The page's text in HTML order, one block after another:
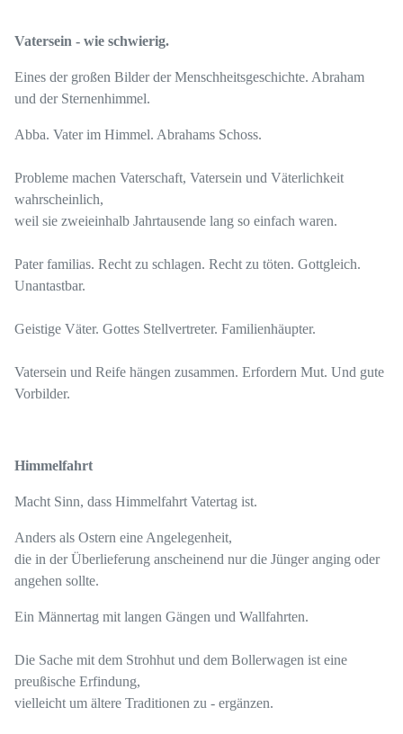
Vatersein - wie schwierig.
Eines der großen Bilder der Menschheitsgeschichte. Abraham
und der Sternenhimmel.
Abba. Vater im Himmel. Abrahams Schoss.
Probleme machen Vaterschaft, Vatersein und Väterlichkeit
wahrscheinlich,
weil sie zweieinhalb Jahrtausende lang so einfach waren.
Pater familias. Recht zu schlagen. Recht zu töten. Gottgleich.
Unantastbar.
Geistige Väter. Gottes Stellvertreter. Familienhäupter.
Vatersein und Reife hängen zusammen. Erfordern Mut. Und gute
Vorbilder.
Himmelfahrt
Macht Sinn, dass Himmelfahrt Vatertag ist.
Anders als Ostern eine Angelegenheit,
die in der Überlieferung anscheinend nur die Jünger anging oder
angehen sollte.
Ein Männertag mit langen Gängen und Wallfahrten.
Die Sache mit dem Strohhut und dem Bollerwagen ist eine
preußische Erfindung,
vielleicht um ältere Traditionen zu - ergänzen.